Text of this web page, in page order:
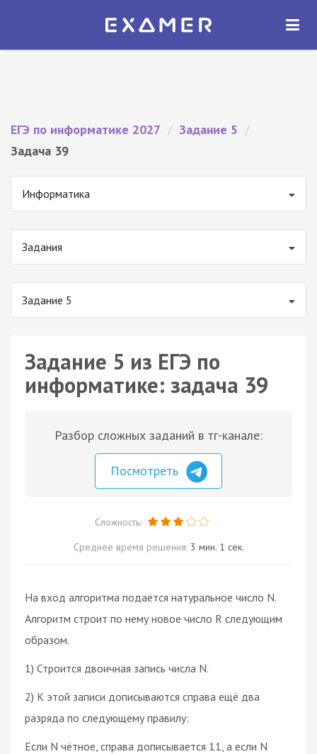
Экзамер — ЕГЭ 2027
ОТКРЫТЬ
ЕГЭ по информатике 2027 / Задание 5 /
Задача 39
Информатика
Задания
Задание 5
Задание 5 из ЕГЭ по
информатике: задача 39
Разбор сложных заданий в тг-канале:
Посмотреть
Сложность:
Среднее время решения: 3 мин. 1 сек.
На вход алгоритма подаётся натуральное число N.
Алгоритм строит по нему новое число R следующим
образом.
1) Строится двоичная запись числа N.
2) К этой записи дописываются справа ещё два
разряда по следующему правилу:
Если N чётное, справа дописывается 11, а если N